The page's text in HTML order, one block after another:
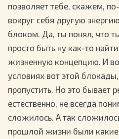
позволяет тебе, скажем,
вокруг себя другую
блоком. Да, ты понял, что
просто быть ну как-то
жизненную концепцию. И
условиях вот этой
пропустить. Но это бывает
естественно, не всегда
сложилось. А так
прошлой жизни были